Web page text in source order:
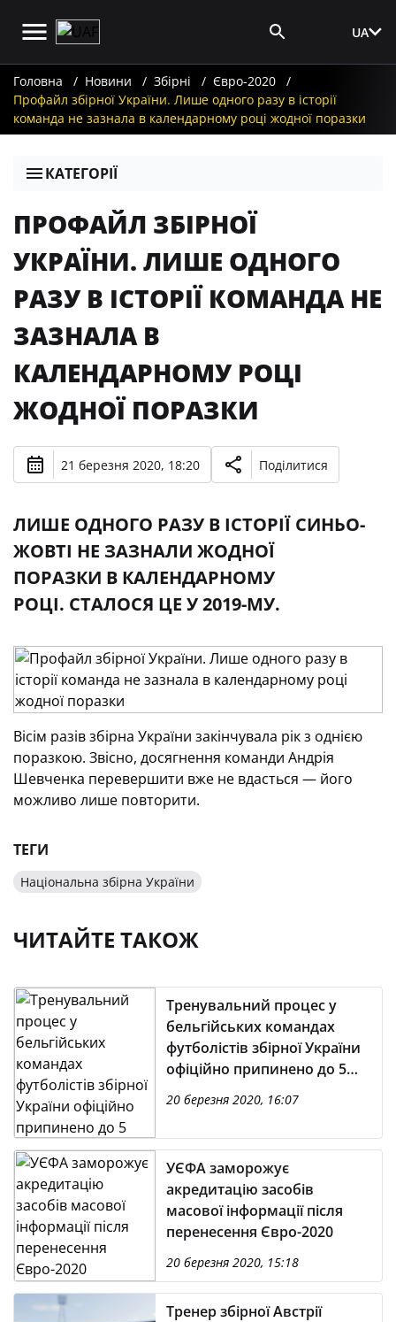
UA
Головна Новини Збірні
Євро-2020
Профайл збірної України. Лише одного разу в історії
команда не зазнала в календарному році жодної поразки
КАТЕГОРІЇ
ПРОФАЙЛ ЗБІРНОЇ
УКРАЇНИ. ЛИШЕ ОДНОГО
РАЗУ В ІСТОРІЇ КОМАНДА НЕ
ЗАЗНАЛА В
КАЛЕНДАРНОМУ РОЦІ
ЖОДНОЇ ПОРАЗКИ
21 березня 2020, 18:20 Поділитися
ЛИШЕ ОДНОГО РАЗУ В ІСТОРІЇ СИНЬО-
ЖОВТІ НЕ ЗАЗНАЛИ ЖОДНОЇ
ПОРАЗКИ В КАЛЕНДАРНОМУ
РОЦІ. СТАЛОСЯ ЦЕ У 2019-МУ.
Вісім разів збірна України закінчувала рік з однією
поразкою. Звісно, досягнення команди Андрія
Шевченка перевершити вже не вдасться — його
можливо лише повторити.
ТЕГИ
Національна збірна України
ЧИТАЙТЕ ТАКОЖ
Тренувальний процес у
бельгійських командах
футболістів збірної України
офіційно припинено до 5
квітня
20 березня 2020, 16:07
УЄФА заморожує
акредитацію засобів
масової інформації після
перенесення Євро-2020
20 березня 2020, 15:18
Тренер збірної Австрії